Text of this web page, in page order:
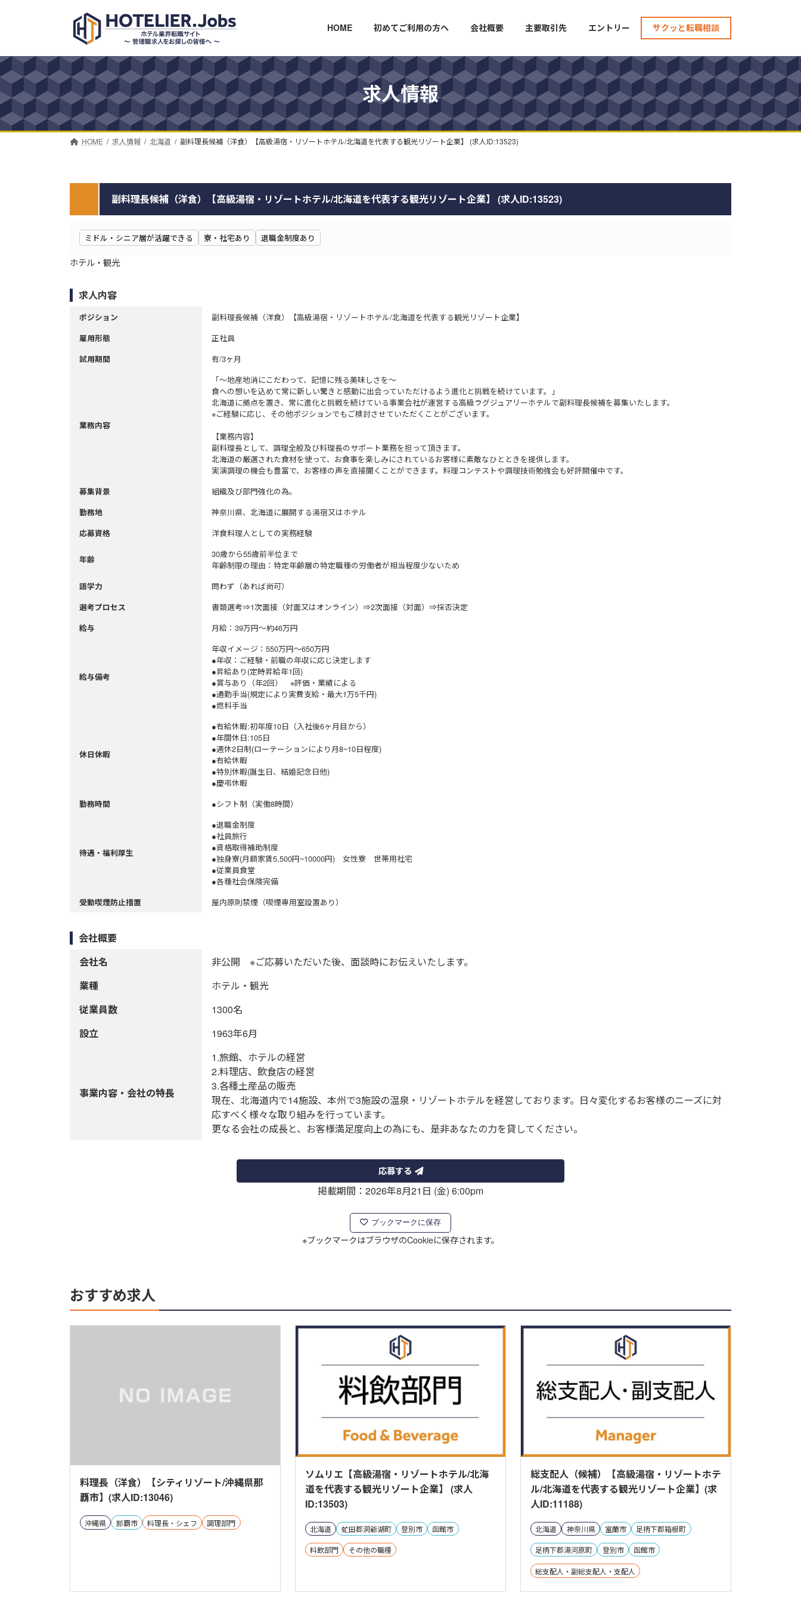
ツ
へ
ス
キ
ッ
プ
シ
ョ
ン
に
移
動
HOME 初めてご利用の方へ 会社概要 主要取引先 エントリー サクッと転職相談
求人情報
HOME 求人情報 北海道 副料理長候補（洋食）【高級湯宿・リゾートホテル/北海道を代表する観光リゾート企業】 (求人ID:13523)
副料理長候補（洋食）【高級湯宿・リゾートホテル/北海道を代表する観光リゾート企業】 (求人ID:13523)
ミドル・シニア層が活躍できる 寮・社宅あり 退職金制度あり
ホテル・観光
求人内容
ポジション 副料理長候補（洋食）【高級湯宿・リゾートホテル/北海道を代表する観光リゾート企業】
雇用形態 正社員
試用期間 有/3ヶ月
業務内容
「～地産地消にこだわって、記憶に残る美味しさを～
食への想いを込めて常に新しい驚きと感動に出会っていただけるよう進化と挑戦を続けています。」
北海道に拠点を置き、常に進化と挑戦を続けている事業会社が運営する高級ラグジュアリーホテルで副料理長候補を募集いたします。
※ご経験に応じ、その他ポジションでもご検討させていただくことがございます。
【業務内容】
副料理長として、調理全般及び料理長のサポート業務を担って頂きます。
北海道の厳選された食材を使って、お食事を楽しみにされているお客様に素敵なひとときを提供します。
実演調理の機会も豊富で、お客様の声を直接聞くことができます。料理コンテストや調理技術勉強会も好評開催中です。
募集背景 組織及び部門強化の為。
勤務地 神奈川県、北海道に展開する湯宿又はホテル
応募資格 洋食料理人としての実務経験
年齢
30歳から55歳前半位まで
年齢制限の理由：特定年齢層の特定職種の労働者が相当程度少ないため
語学力 問わず（あれば尚可）
選考プロセス 書類選考⇒1次面接（対面又はオンライン）⇒2次面接（対面）⇒採否決定
給与 月給：39万円～約46万円
給与備考
年収イメージ：550万円〜650万円
●年収：ご経験・前職の年収に応じ決定します
●昇給あり(定時昇給年1回)
●賞与あり（年2回） ※評価・業績による
●通勤手当(規定により実費支給・最大1万5千円)
●燃料手当
休日休暇
●有給休暇:初年度10日（入社後6ヶ月目から）
●年間休日:105日
●週休2日制(ローテーションにより月8~10日程度)
●有給休暇
●特別休暇(誕生日、結婚記念日他)
●慶弔休暇
勤務時間 ●シフト制（実働8時間）
待遇・福利厚生
●退職金制度
●社員旅行
●資格取得補助制度
●独身寮(月額家賃5,500円~10000円) 女性寮 世帯用社宅
●従業員食堂
●各種社会保険完備
受動喫煙防止措置 屋内原則禁煙（喫煙専用室設置あり）
会社概要
会社名
非公開 ※ご応募いただいた後、面談時にお伝えいたします。
業種
ホテル・観光
従業員数
1300名
設立
1963年6月
事業内容・会社の特長
1.旅館、ホテルの経営
2.料理店、飲食店の経営
3.各種土産品の販売
現在、北海道内で14施設、本州で3施設の温泉・リゾートホテルを経営しております。日々変化するお客様のニーズに対
応すべく様々な取り組みを行っています。
更なる会社の成長と、お客様満足度向上の為にも、是非あなたの力を貸してください。
応募する
掲載期間：2026年8月21日 (金) 6:00pm
ブックマークに保存
※ブックマークはブラウザのCookieに保存されます。
おすすめ求人
料理長（洋食）【シティリゾート/沖縄県那
覇市】(求人ID:13046)
沖縄県 那覇市 料理長・シェフ 調理部門
ソムリエ【高級湯宿・リゾートホテル/北海
道を代表する観光リゾート企業】 (求人
ID:13503)
北海道 虻田郡洞爺湖町 登別市 函館市
料飲部門 その他の職種
総支配人（候補）【高級湯宿・リゾートホテ
ル/北海道を代表する観光リゾート企業】(求
人ID:11188)
北海道 神奈川県 室蘭市 足柄下郡箱根町
足柄下郡湯河原町 登別市 函館市
総支配人・副総支配人・支配人